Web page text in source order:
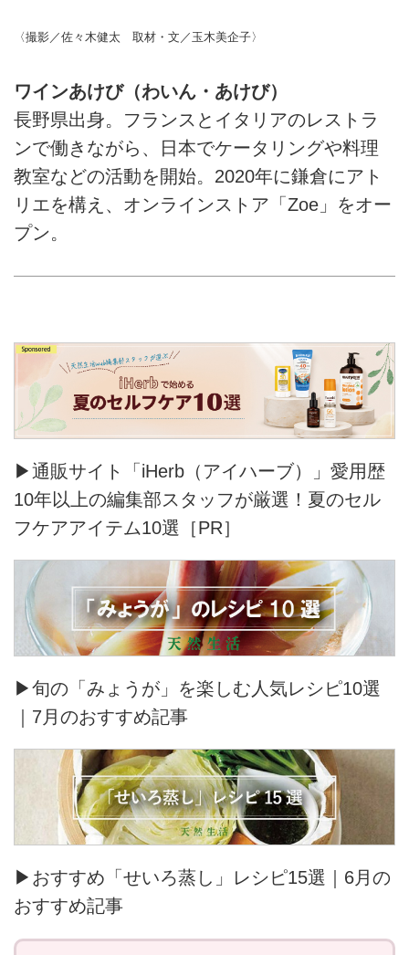
〈撮影／佐々木健太 取材・文／玉木美企子〉
ワインあけび（わいん・あけび）
長野県出身。フランスとイタリアのレストラ
ンで働きながら、日本でケータリングや料理
教室などの活動を開始。2020年に鎌倉にアト
リエを構え、オンラインストア「Zoe」をオー
プン。
▶通販サイト「iHerb（アイハーブ）」愛用歴
10年以上の編集部スタッフが厳選！夏のセル
フケアアイテム10選［PR］
▶旬の「みょうが」を楽しむ人気レシピ10選
｜7月のおすすめ記事
▶おすすめ「せいろ蒸し」レシピ15選｜6月の
おすすめ記事